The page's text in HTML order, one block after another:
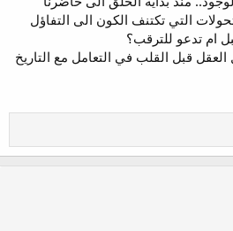
نفسه فرصة التأمل لافتقاره إلى
للخروج من مأزقه: ففي جوٍ يسوده ظلام
لذلك عمد إلى اقتلاع العيون من محاجرها.
إلى الكلام، فوضع اللسان بين
يكن هناك شيء يستحق السماع عن الأمل،
فمزق أغشية السمع. وعاش في سجنه
التي تكتنف الكون الى التفاؤل
ام تدعو للترقب؟
قبل القلب في التعامل مع التاريخ